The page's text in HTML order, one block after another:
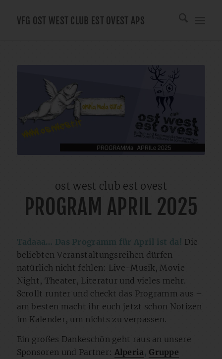
VFG OST WEST CLUB EST OVEST APS
ost west club est ovest
PROGRAM APRIL 2025
Tadaaa… Das Programm für April ist da! Die
beliebten Veranstaltungsreihen dürfen
natürlich nicht fehlen: Live-Musik, Movie
Night, Theater, Literatur und vieles mehr.
Scrollt runter und checkt das Programm aus –
am besten macht ihr euch jetzt schon Notizen
im Kalender, um nichts zu verpassen.
Ein großes Dankeschön geht raus an unsere
Sponsoren und Partner: Alperia , Gruppe